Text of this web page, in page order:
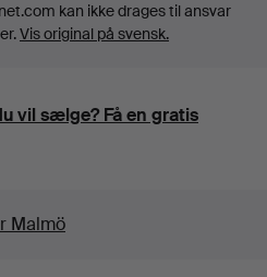
kan ikke drages til ansvar
Vis original på svensk.
vil sælge? Få en gratis
Malmö